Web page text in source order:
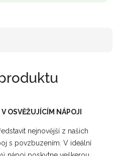
OSVĚŽUJÍCÍM NÁPOJI
nejnovější z našich
s povzbuzením. V ideální